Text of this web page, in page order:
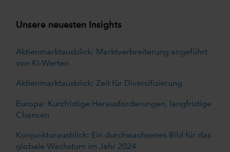
Unsere neuesten Insights
Aktienmarktausblick: Marktverbreiterung angeführt
von KI-Werten
Aktienmarktausblick: Zeit für Diversifizierung
Europa: Kurzfristige Herausforderungen, langfristige
Chancen
Konjunkturausblick: Ein durchwachsenes Bild für das
globale Wachstum im Jahr 2024